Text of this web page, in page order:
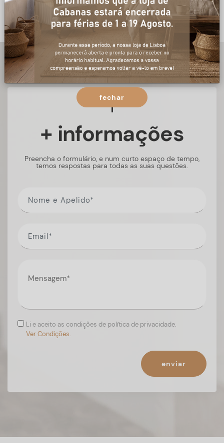
+ informações
Preencha o formulário, e num curto espaço de tempo,
temos respostas para todas as suas questões.
Li e aceito as condições de política de privacidade.
Ver Condições.
enviar
fechar